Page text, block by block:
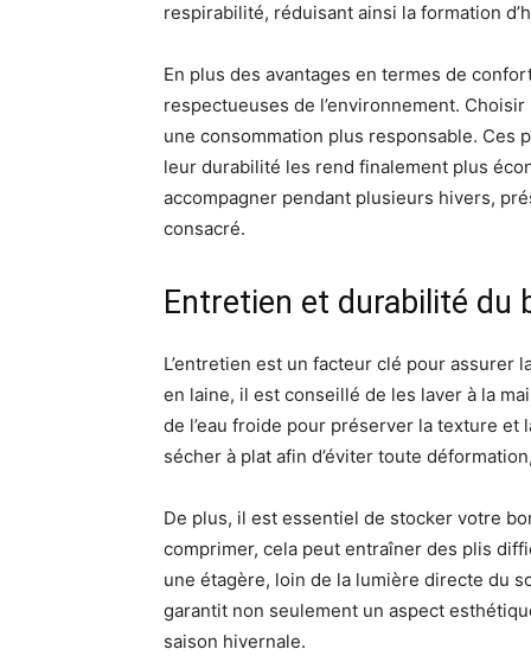
respirabilité, réduisant ainsi la formation
En plus des avantages en termes de
respectueuses de l’environnement.
une consommation plus responsable. Ces
leur durabilité les rend finalement plus
accompagner pendant plusieurs hivers,
consacré.
Entretien et durabilité du
L’entretien est un facteur clé pour assurer
en laine, il est conseillé de les laver à la
de l’eau froide pour préserver la texture et
sécher à plat afin d’éviter toute
De plus, il est essentiel de stocker votre
comprimer, cela peut entraîner des plis
une étagère, loin de la lumière directe du
garantit non seulement un aspect
saison hivernale.